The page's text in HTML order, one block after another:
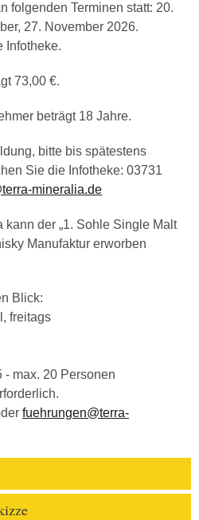
folgenden Terminen statt: 20.
27. November 2026.
Infotheke.
73,00 €.
beträgt 18 Jahre.
bitte bis spätestens
Sie die Infotheke: 03731
mineralia.de
kann der „1. Sohle Single Malt
Manufaktur erworben
Blick:
freitags
- max. 20 Personen
fuehrungen@terra-